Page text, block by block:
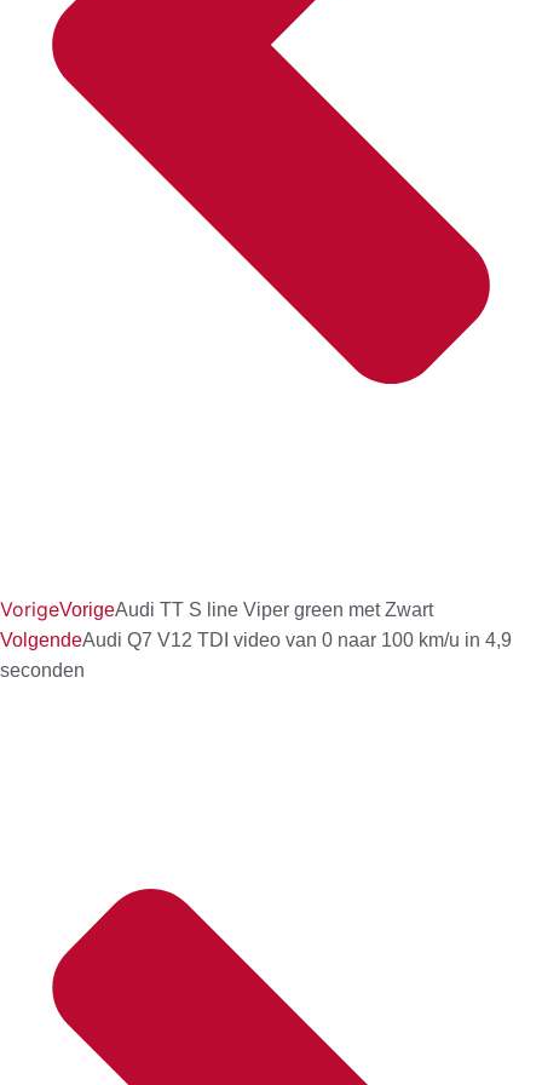
VorigeVorigeAudi TT S line Viper green met Zwart
VolgendeAudi Q7 V12 TDI video van 0 naar 100 km/u in 4,9
seconden